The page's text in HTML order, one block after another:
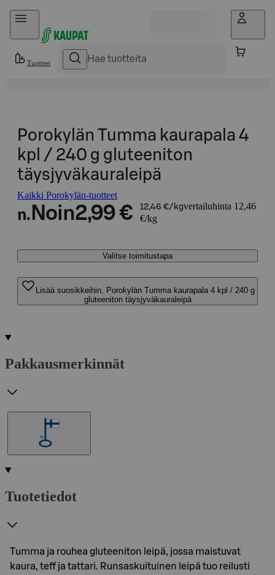
Hyppää sisältöön
Tuotteet
Porokylän Tumma kaurapala 4
kpl / 240 g gluteeniton
täysjyväkauraleipä
Kaikki Porokylän-tuotteet
n. Noin2,99 € 12,46 €/kgvertailuhinta 12,46
€/kg
Valitse toimitustapa
Lisää suosikkeihin, Porokylän Tumma kaurapala 4 kpl / 240 g
gluteeniton täysjyväkauraleipä
Pakkausmerkinnät
Tuotetiedot
Tumma ja rouhea gluteeniton leipä, jossa maistuvat
kaura, teff ja tattari. Runsaskuituinen leipä tuo reilusti